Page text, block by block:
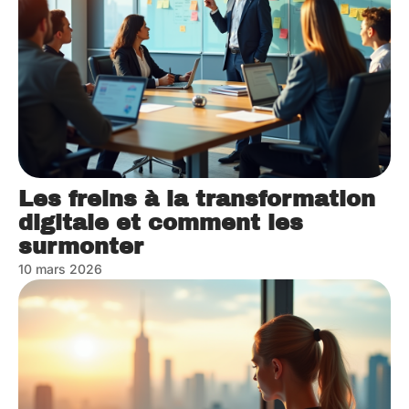
Les freins à la transformation
digitale et comment les
surmonter
10 mars 2026